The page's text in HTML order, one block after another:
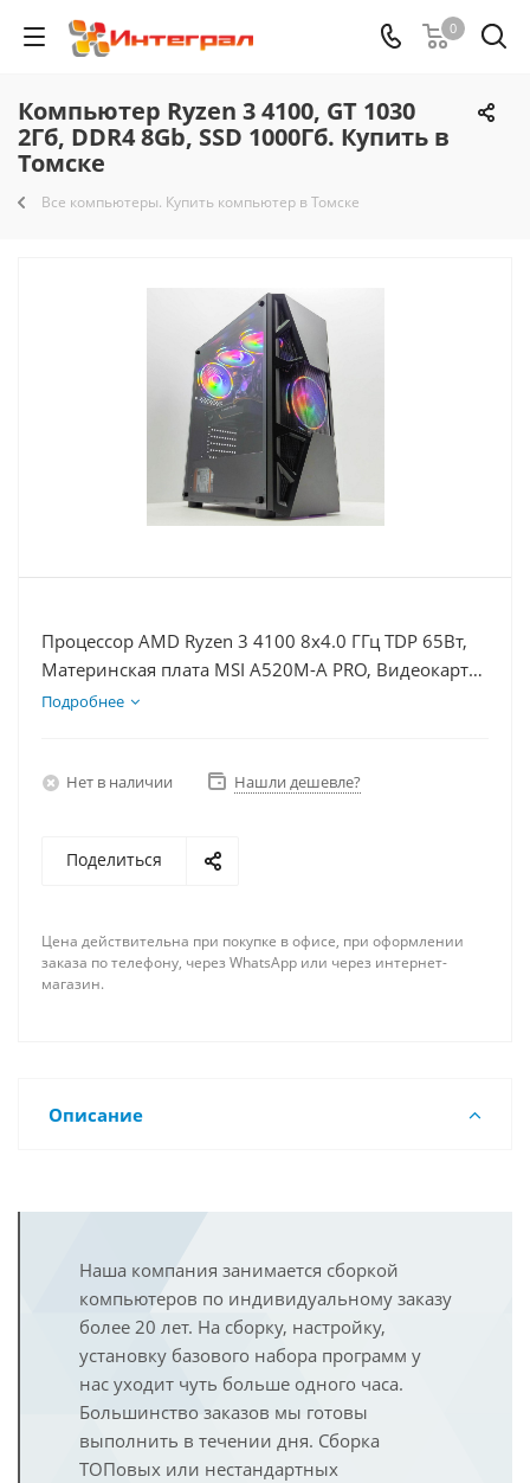
0
Компьютер Ryzen 3 4100, GT 1030
2Гб, DDR4 8Gb, SSD 1000Гб. Купить в
Томске
Все компьютеры. Купить компьютер в Томске
Процессор AMD Ryzen 3 4100 8x4.0 ГГц TDP 65Вт,
Материнская плата MSI A520M-A PRO, Видеокарта
GT 1030 2Гб, Память DDR4 8Gb, Диски SSD
Подробнее
Нет в наличии Нашли дешевле?
Поделиться
Цена действительна при покупке в офисе, при оформлении
заказа по телефону, через WhatsApp или через интернет-
магазин.
Описание
Наша компания занимается сборкой
компьютеров по индивидуальному заказу
более 20 лет. На сборку, настройку,
установку базового набора программ у
нас уходит чуть больше одного часа.
Большинство заказов мы готовы
выполнить в течении дня. Сборка
ТОПовых или нестандартных